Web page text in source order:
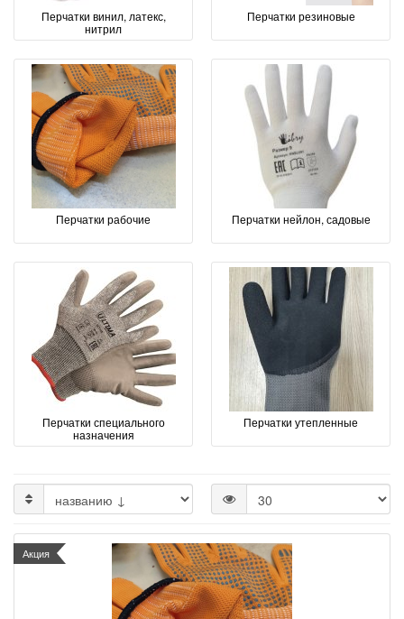
Перчатки винил, латекс,
нитрил
Перчатки резиновые
Перчатки рабочие Перчатки нейлон, садовые
Перчатки специального
назначения
Перчатки утепленные
Акция